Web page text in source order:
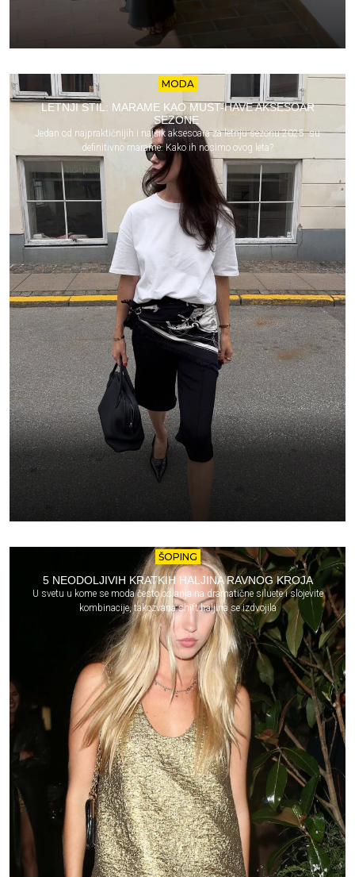
MODA
LETNJI STIL: MARAME KAO MUST-HAVE AKSESOAR
SEZONE
Jedan od najpraktičnijih i najšik aksesoara za letnju sezonu 2025. su
definitivno marame. Kako ih nosimo ovog leta?
ŠOPING
5 NEODOLJIVIH KRATKIH HALJINA RAVNOG KROJA
U svetu u kome se moda često oslanja na dramatične siluete i slojevite
kombinacije, takozvana shift haljina se izdvojila